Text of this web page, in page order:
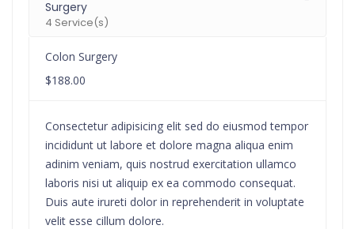
Surgery
4 Service(s)
Colon Surgery
$188.00
Consectetur adipisicing elit sed do eiusmod tempor
incididunt ut labore et dolore magna aliqua enim
adinim veniam, quis nostrud exercitation ullamco
laboris nisi ut aliquip ex ea commodo consequat.
Duis aute irureti dolor in reprehenderit in voluptate
velit esse cillum dolore.